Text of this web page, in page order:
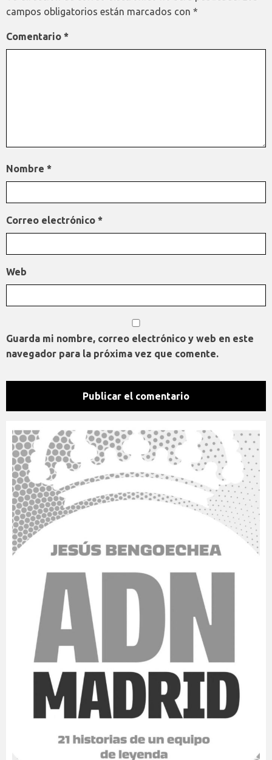
campos obligatorios están marcados con *
Comentario *
Nombre *
Correo electrónico *
Web
Guarda mi nombre, correo electrónico y web en este
navegador para la próxima vez que comente.